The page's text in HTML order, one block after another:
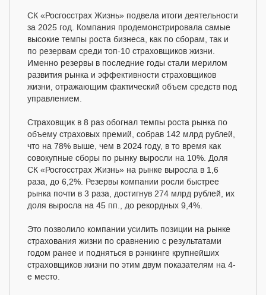
СК «Росгосстрах Жизнь» подвела итоги деятельности
за 2025 год. Компания продемонстрировала самые
высокие темпы роста бизнеса, как по сборам, так и
по резервам среди топ-10 страховщиков жизни.
Именно резервы в последние годы стали мерилом
развития рынка и эффективности страховщиков
жизни, отражающим фактический объем средств под
управлением.
Страховщик в 8 раз обогнал темпы роста рынка по
объему страховых премий, собрав 142 млрд рублей,
что на 78% выше, чем в 2024 году, в то время как
совокупные сборы по рынку выросли на 10%. Доля
СК «Росгосстрах Жизнь» на рынке выросла в 1,6
раза, до 6,2%. Резервы компании росли быстрее
рынка почти в 3 раза, достигнув 274 млрд рублей, их
доля выросла на 45 пп., до рекордных 9,4%.
Это позволило компании усилить позиции на рынке
страхования жизни по сравнению с результатами
годом ранее и подняться в рэнкинге крупнейших
страховщиков жизни по этим двум показателям на 4-
е место.